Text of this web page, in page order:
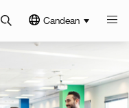
Candean